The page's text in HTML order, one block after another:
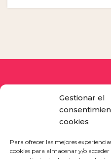
Gestionar el
cookies
Para ofrecer las mejores
cookies para almacenar y/o
Siente tu